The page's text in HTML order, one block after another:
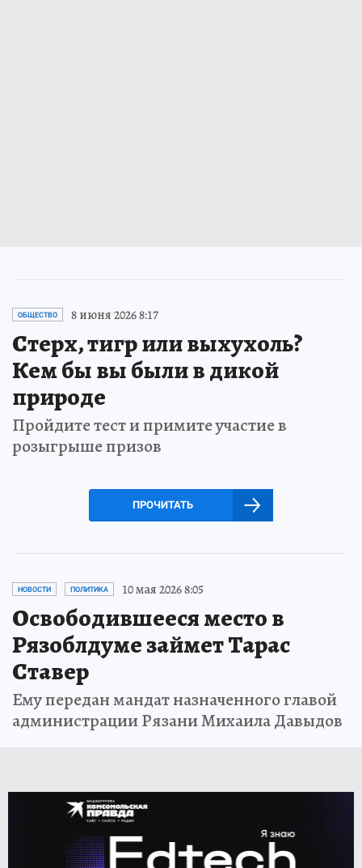
ОБЩЕСТВО 8 июня 2026 8:17
Стерх, тигр или выхухоль?
Кем бы вы были в дикой
природе
Пройдите тест и примите участие в
розыгрыше призов
ПРОЧИТАТЬ
НОВОСТИ ПОЛИТИКА 10 мая 2026 8:05
Освободившееся место в
Рязоблдуме займет Тарас
Ставер
Ему передан мандат назначенного главой
администрации Рязани Михаила Давыдов